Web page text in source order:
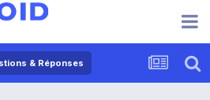
& Réponses